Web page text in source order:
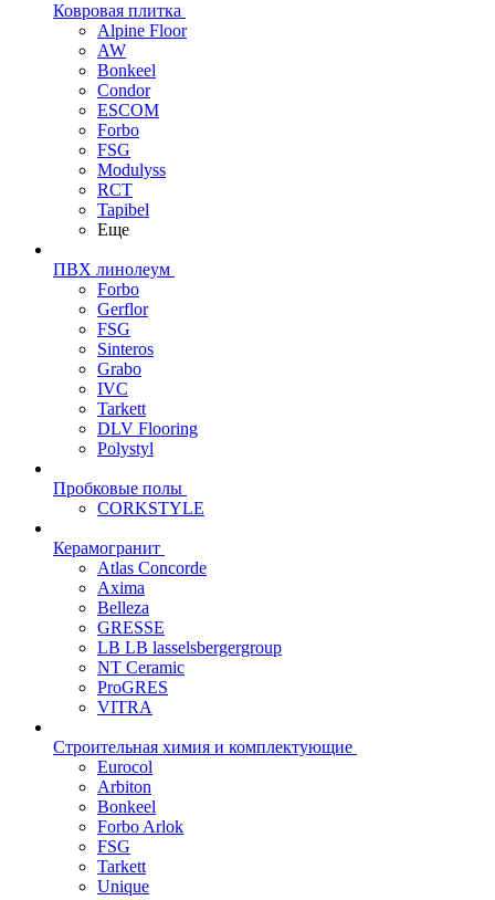
Ковровая плитка
Alpine Floor
AW
Bonkeel
Condor
ESCOM
Forbo
FSG
Modulyss
RCT
Tapibel
Еще
ПВХ линолеум
Forbo
Gerflor
FSG
Sinteros
Grabo
IVC
Tarkett
DLV Flooring
Polystyl
Пробковые полы
CORKSTYLE
Керамогранит
Atlas Concorde
Axima
Belleza
GRESSE
LB LB lasselsbergergroup
NT Ceramic
ProGRES
VITRA
Строительная химия и комплектующие
Eurocol
Arbiton
Bonkeel
Forbo Arlok
FSG
Tarkett
Unique